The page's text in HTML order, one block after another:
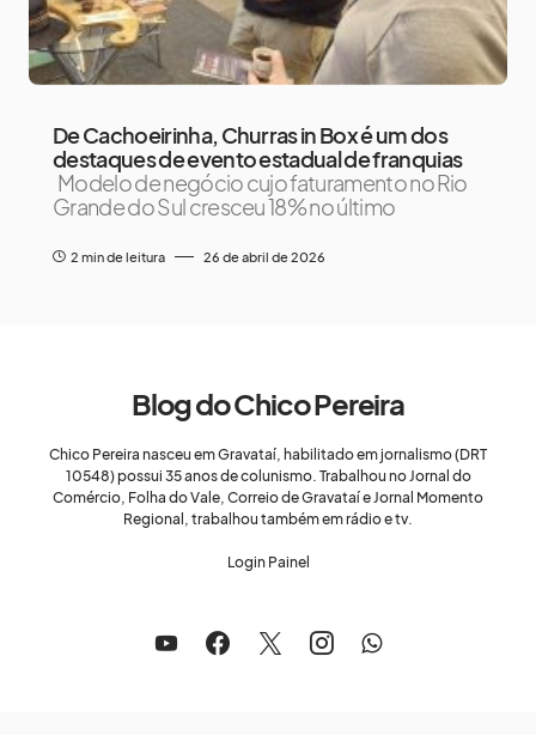
De Cachoeirinha, Churras in Box é um dos
destaques de evento estadual de franquias
Modelo de negócio cujo faturamento no Rio
Grande do Sul cresceu 18% no último
2 min de leitura 26 de abril de 2026
Blog do Chico Pereira
Chico Pereira nasceu em Gravataí, habilitado em jornalismo (DRT
10548) possui 35 anos de colunismo. Trabalhou no Jornal do
Comércio, Folha do Vale, Correio de Gravataí e Jornal Momento
Regional, trabalhou também em rádio e tv.
Login Painel